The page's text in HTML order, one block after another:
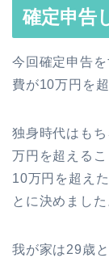
確定申告
今回確定申告
費が10万円を
独身時代はも
万円を超える
10万円を超え
とに決めました
我が家は29歳